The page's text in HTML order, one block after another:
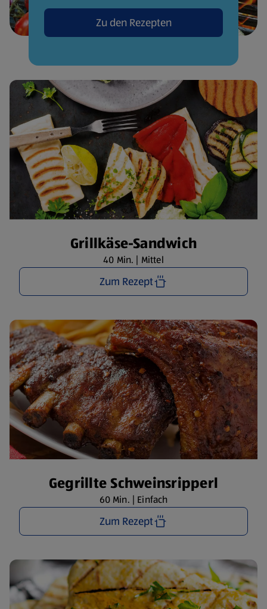
Zu den Rezepten
Grillkäse-Sandwich
40 Min. | Mittel
Zum Rezept
Gegrillte Schweinsripperl
60 Min. | Einfach
Zum Rezept